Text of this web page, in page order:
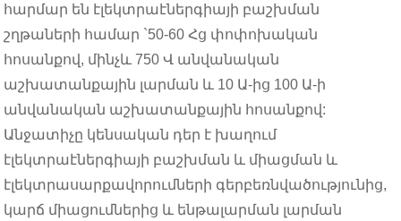
հարմար են էլեկտրաէներգիայի բաշխման
շղթաների համար `50-60 Հց փոփոխական
հոսանքով, մինչև 750 Վ անվանական
աշխատանքային լարման և 10 Ա-ից 100 Ա-ի
անվանական աշխատանքային հոսանքով:
Անջատիչը կենսական դեր է խաղում
էլեկտրաէներգիայի բաշխման և միացման և
էլեկտրասարքավորումների գերբեռնվածությունից,
կարճ միացումներից և ենթալարման լարման